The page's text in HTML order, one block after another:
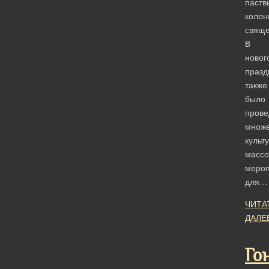
В
также
было
для…